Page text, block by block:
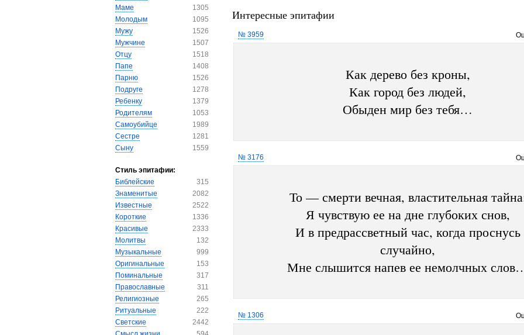
Маме
1305
Молодым
1095
Мужу
1526
Мужчине
1507
Отцу
1518
Папе
1408
Парню
1526
Подруге
1278
Ребенку
1379
Родителям
1053
Самоубийце
1989
Сестре
1281
Сыну
1559
Стиль эпитафии:
Библейские
315
Знаменитые
2082
Известные
2522
Короткие
1336
Красивые
2333
Молитвы
132
Музыкальные
999
Оригинальные
153
Поминальные
317
Православные
311
Религиозные
265
Ритуальные
222
Светские
2442
Интересные эпитафии
№ 3959
Как дерево без кроны,
Как город без людей,
Обыден мир без тебя…
№ 3176
То — смерти вечная, властительная
Я чувствую ее на дне глубоких снов,
И в предрассветный час, когда проснусь
случайно,
Мне слышится напев ее немолчных
№ 1306